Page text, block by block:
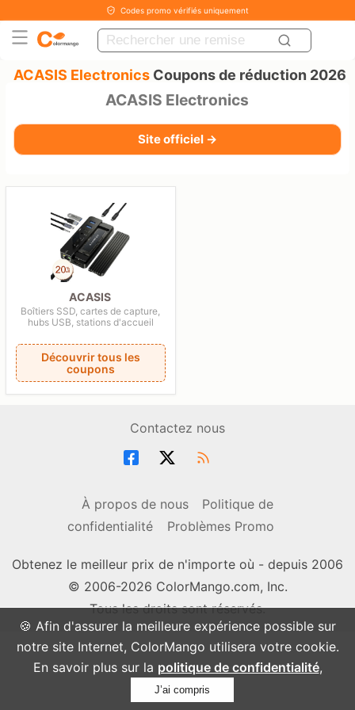
🍪 Afin d'assurer la meilleure expérience possible sur
notre site Internet, ColorMango utilisera votre cookie.
En savoir plus sur la politique de confidentialité,
J’ai compris
Codes promo vérifiés uniquement
ACASIS Electronics Coupons de réduction 2026
ACASIS Electronics
Site officiel →
ACASIS
Boîtiers SSD, cartes de capture,
hubs USB, stations d'accueil
Découvrir tous les
coupons
Contactez nous
À propos de nous
Politique de
confidentialité
Problèmes Promo
Obtenez le meilleur prix de n'importe où - depuis 2006
© 2006-2026 ColorMango.com, Inc.
Tous les droits sont réservés.